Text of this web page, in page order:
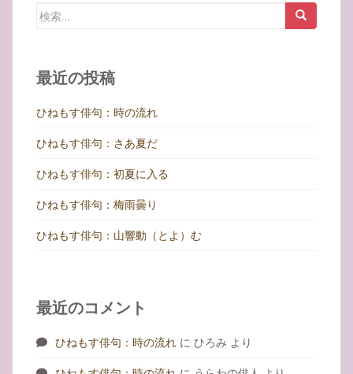
検
最近の投稿
ひねもす俳句：時の流れ
ひねもす俳句：さあ夏だ
ひねもす俳句：初夏に入る
ひねもす俳句：梅雨曇り
ひねもす俳句：山響動（とよ）む
最近のコメント
ひねもす俳句：時の流れ に ひろみ より